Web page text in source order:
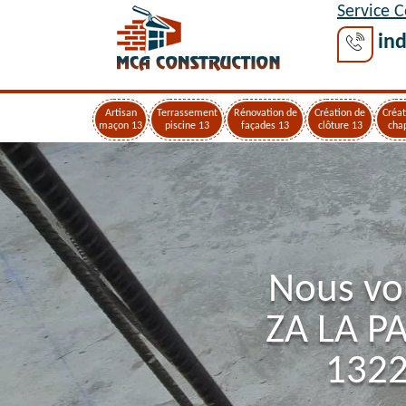
Service
Artisan
maçon 13
Terrassement
piscine 13
Rénovation de
façades 13
Création de
clôture 13
Nous
ZA LA